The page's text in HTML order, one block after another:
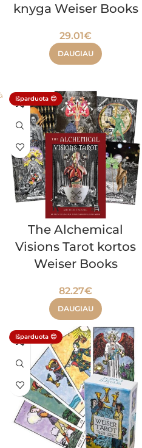
knyga Weiser Books
29.01€
DAUGIAU
Išparduota 😔
The Alchemical
Visions Tarot kortos
Weiser Books
82.27€
DAUGIAU
Išparduota 😔